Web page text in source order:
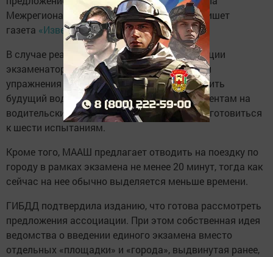
Межрегиональная ассоциация автошкол, пишет
газета «Известия».
В случае реализации предложения ассоциации
экзаменатор будет сам выбирать, какие три
упражнения из шести должен будет выполнить
будущий водитель. Таким образом, претендентам на
водительские права по-прежнему придется готовиться
к шести испытаниям.
Кроме того, МААШ предлагает отводить на поездку по
городу в рамках экзамена не менее 20 минут, тогда как
сейчас на нее обычно выделяется меньше времени.
ГИБДД подтвердила изданию, что готова рассмотреть
предложения ассоциации. При этом собственная идея
ведомства о введении единого экзамена вместо
отдельных «площадки» и «города», выдвинутая ранее,